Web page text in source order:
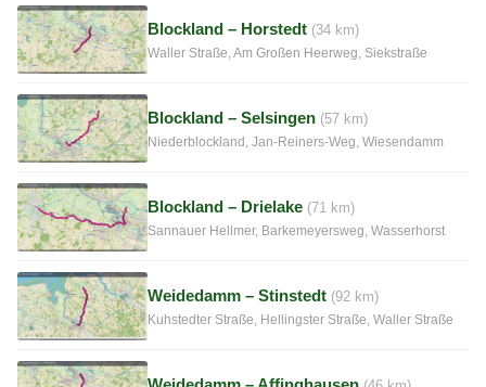
Blockland – Horstedt (34 km)
Waller Straße, Am Großen Heerweg, Siekstraße
Blockland – Selsingen (57 km)
Niederblockland, Jan-Reiners-Weg, Wiesendamm
Blockland – Drielake (71 km)
Sannauer Hellmer, Barkemeyersweg, Wasserhorst
Weidedamm – Stinstedt (92 km)
Kuhstedter Straße, Hellingster Straße, Waller Straße